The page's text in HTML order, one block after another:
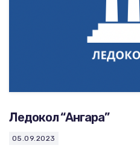
Ледокол “Ангара”
05.09.2023